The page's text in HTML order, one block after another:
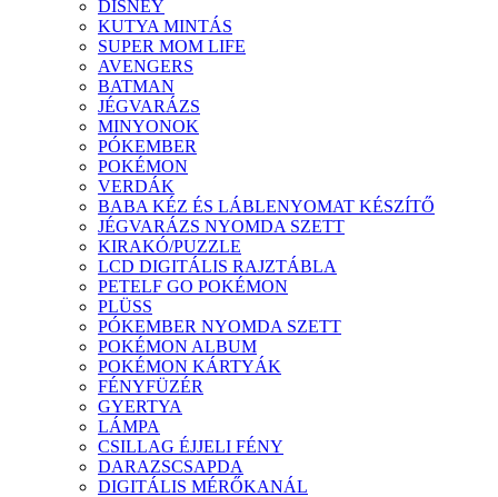
DISNEY
KUTYA MINTÁS
SUPER MOM LIFE
AVENGERS
BATMAN
JÉGVARÁZS
MINYONOK
PÓKEMBER
POKÉMON
VERDÁK
BABA KÉZ ÉS LÁBLENYOMAT KÉSZÍTŐ
JÉGVARÁZS NYOMDA SZETT
KIRAKÓ/PUZZLE
LCD DIGITÁLIS RAJZTÁBLA
PETELF GO POKÉMON
PLÜSS
PÓKEMBER NYOMDA SZETT
POKÉMON ALBUM
POKÉMON KÁRTYÁK
FÉNYFÜZÉR
GYERTYA
LÁMPA
CSILLAG ÉJJELI FÉNY
DARAZSCSAPDA
DIGITÁLIS MÉRŐKANÁL